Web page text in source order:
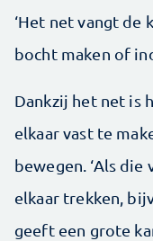
‘Het net vangt de
bocht maken of
Dankzij het net is
elkaar vast te
bewegen. ‘Als die
elkaar trekken,
geeft een grote